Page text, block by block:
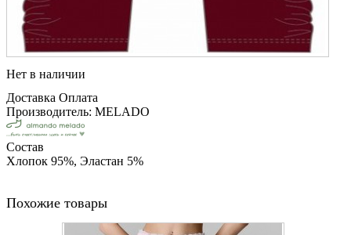
Нет в наличии
Доставка Оплата
Производитель: MELADO
Состав
Хлопок 95%, Эластан 5%
Похожие товары